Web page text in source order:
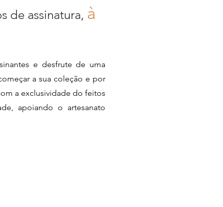
de assinatura, à
e desfrute de uma
a sua coleção e por
a exclusividade do feitos
apoiando o artesanato